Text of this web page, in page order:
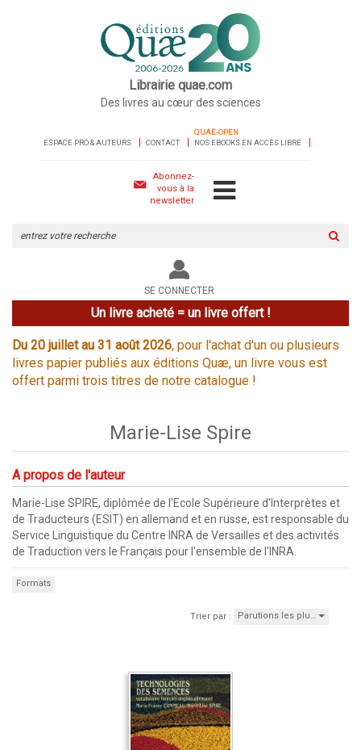
Librairie quae.com
Des livres au cœur des sciences
ESPACE PRO & AUTEURS CONTACT
QUAE-OPEN
NOS EBOOKS EN ACCÈS LIBRE
Abonnez-
vous à la
newsletter
le
site
SE CONNECTER
Un livre acheté = un livre offert !
Du 20 juillet au 31 août 2026, pour l'achat d'un ou plusieurs
livres papier publiés aux éditions Quæ, un livre vous est
offert parmi trois titres de notre catalogue !
Marie-Lise Spire
A propos de l'auteur
Marie-Lise SPIRE, diplômée de l'Ecole Supérieure d'Interprètes et
de Traducteurs (ESIT) en allemand et en russe, est responsable du
Service Linguistique du Centre INRA de Versailles et des activités
de Traduction vers le Français pour l'ensemble de l'INRA.
Formats
Trier par : Parutions les plu…